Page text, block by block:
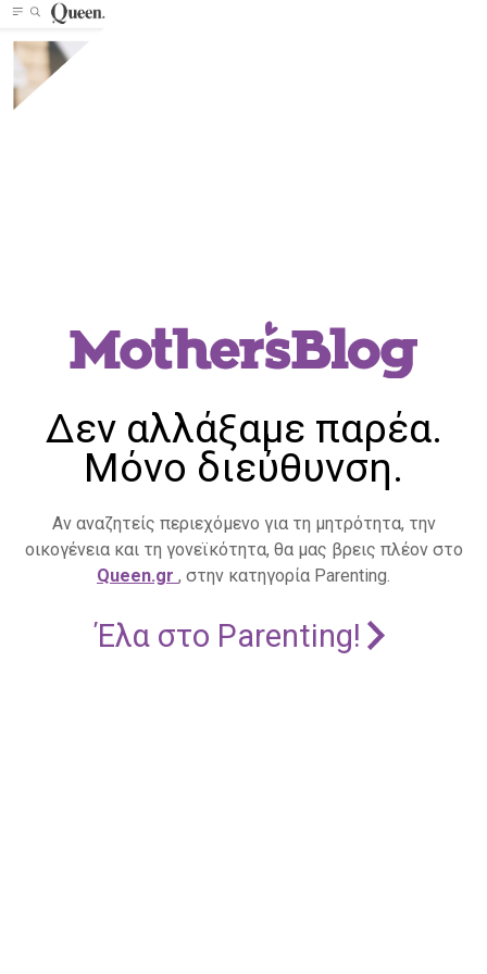
Δεν αλλάξαμε παρέα.
Μόνο διεύθυνση.
Αν αναζητείς περιεχόμενο για τη μητρότητα, την
οικογένεια και τη γονεϊκότητα, θα μας βρεις πλέον στο
Queen.gr , στην κατηγορία Parenting.
Έλα στο Parenting!